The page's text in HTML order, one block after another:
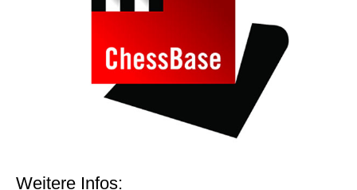
Weitere Infos: